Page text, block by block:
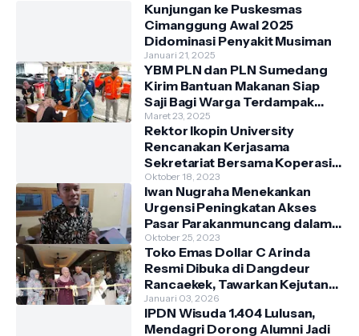
Kunjungan ke Puskesmas
Cimanggung Awal 2025
Didominasi Penyakit Musiman
Januari 21, 2025
YBM PLN dan PLN Sumedang
Kirim Bantuan Makanan Siap
Saji Bagi Warga Terdampak
Banjir Kecamatan Cimanggung
Maret 23, 2025
Rektor Ikopin University
Rencanakan Kerjasama
Sekretariat Bersama Koperasi
Indonesia
Oktober 18, 2023
Iwan Nugraha Menekankan
Urgensi Peningkatan Akses
Pasar Parakanmuncang dalam
Penanganan Stunting
Oktober 25, 2023
Toko Emas Dollar C Arinda
Resmi Dibuka di Dangdeur
Rancaekek, Tawarkan Kejutan
Spesial Grand Opening
Januari 03, 2026
IPDN Wisuda 1.404 Lulusan,
Mendagri Dorong Alumni Jadi